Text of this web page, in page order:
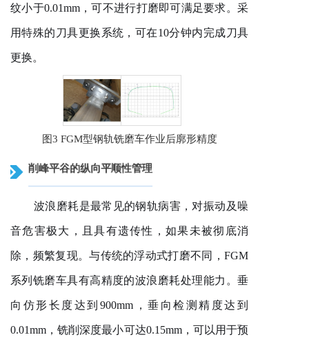
纹小于0.01mm，可不进行打磨即可满足要求。采
用特殊的刀具更换系统，可在10分钟内完成刀具
更换。
图3 FGM型钢轨铣磨车作业后廓形精度
削峰平谷的纵向平顺性管理
波浪磨耗是最常见的钢轨病害，对振动及噪
音危害极大，且具有遗传性 ，如果未被彻底消
除，频繁复现。与传统的浮动式打磨不同， FGM
系列铣磨车具有高精度的波浪磨耗处理能力。垂
向仿形长度达到900mm，垂向检测精度达到
0.01mm，铣削深度最小可达0.15mm，可以用于预